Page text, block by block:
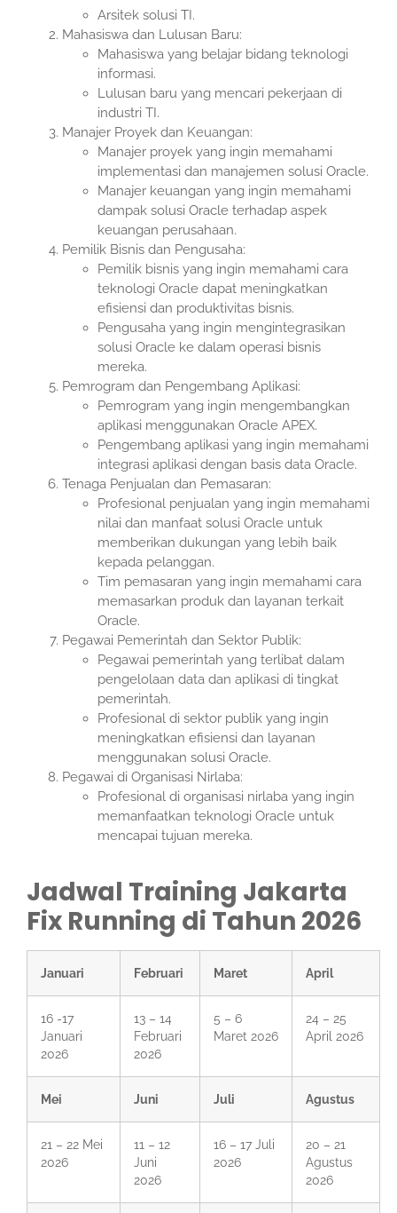
Arsitek solusi TI.
Mahasiswa dan Lulusan Baru:
Mahasiswa yang belajar bidang teknologi
informasi.
Lulusan baru yang mencari pekerjaan di
industri TI.
Manajer Proyek dan Keuangan:
Manajer proyek yang ingin memahami
implementasi dan manajemen solusi Oracle.
Manajer keuangan yang ingin memahami
dampak solusi Oracle terhadap aspek
keuangan perusahaan.
Pemilik Bisnis dan Pengusaha:
Pemilik bisnis yang ingin memahami cara
teknologi Oracle dapat meningkatkan
efisiensi dan produktivitas bisnis.
Pengusaha yang ingin mengintegrasikan
solusi Oracle ke dalam operasi bisnis
mereka.
Pemrogram dan Pengembang Aplikasi:
Pemrogram yang ingin mengembangkan
aplikasi menggunakan Oracle APEX.
Pengembang aplikasi yang ingin memahami
integrasi aplikasi dengan basis data Oracle.
Tenaga Penjualan dan Pemasaran:
Profesional penjualan yang ingin memahami
nilai dan manfaat solusi Oracle untuk
memberikan dukungan yang lebih baik
kepada pelanggan.
Tim pemasaran yang ingin memahami cara
memasarkan produk dan layanan terkait
Oracle.
Pegawai Pemerintah dan Sektor Publik:
Pegawai pemerintah yang terlibat dalam
pengelolaan data dan aplikasi di tingkat
pemerintah.
Profesional di sektor publik yang ingin
meningkatkan efisiensi dan layanan
menggunakan solusi Oracle.
Pegawai di Organisasi Nirlaba:
Profesional di organisasi nirlaba yang ingin
memanfaatkan teknologi Oracle untuk
mencapai tujuan mereka.
Jadwal Training Jakarta
Fix Running di Tahun 2026
Januari Februari Maret April
16 -17
Januari
2026
13 – 14
Februari
2026
5 – 6
Maret 2026
24 – 25
April 2026
Mei Juni Juli Agustus
21 – 22 Mei
2026
11 – 12
Juni
2026
16 – 17 Juli
2026
20 – 21
Agustus
2026